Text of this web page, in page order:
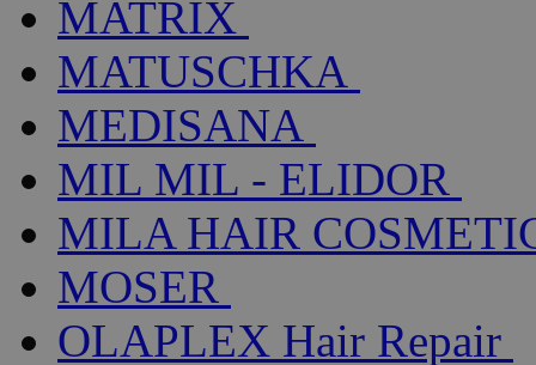
MATRIX
MATUSCHKA
MEDISANA
MIL MIL - ELIDOR
MILA HAIR
MOSER
OLAPLEX Hair Repair